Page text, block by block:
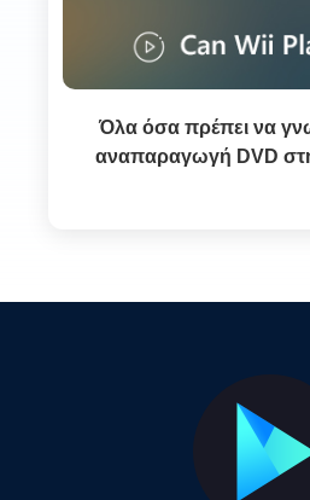
Όλα όσα πρέπει να
αναπαραγωγή DVD